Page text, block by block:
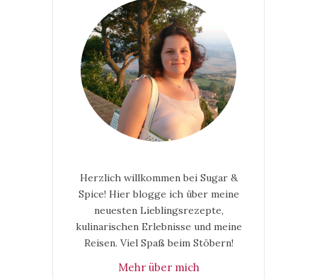
Herzlich willkommen bei Sugar &
Spice! Hier blogge ich über meine
neuesten Lieblingsrezepte,
kulinarischen Erlebnisse und meine
Reisen. Viel Spaß beim Stöbern!
Mehr über mich